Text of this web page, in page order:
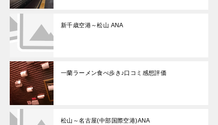
新千歳空港～松山 ANA
一蘭ラーメン食べ歩き♪口コミ感想評価
松山～名古屋(中部国際空港)ANA